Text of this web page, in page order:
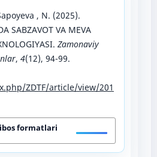
, N. (2025).
SABZAVOT VA MEVA
Zamonaviy
, 4(12), 94-99.
ZDTF/article/view/201
formatlari